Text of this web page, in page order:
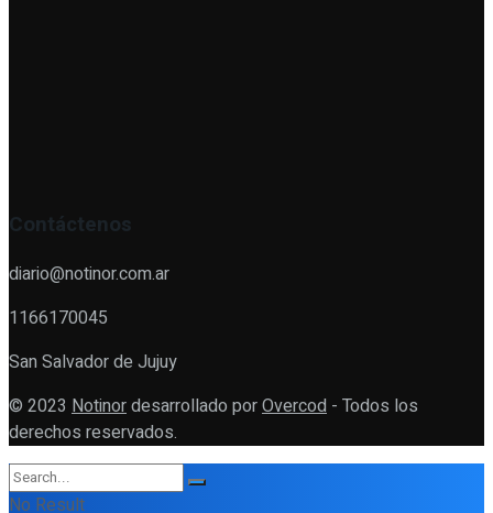
Contáctenos
diario@notinor.com.ar
1166170045
San Salvador de Jujuy
© 2023 Notinordesarrollado porOvercod - Todos los
derechos reservados.
No Result